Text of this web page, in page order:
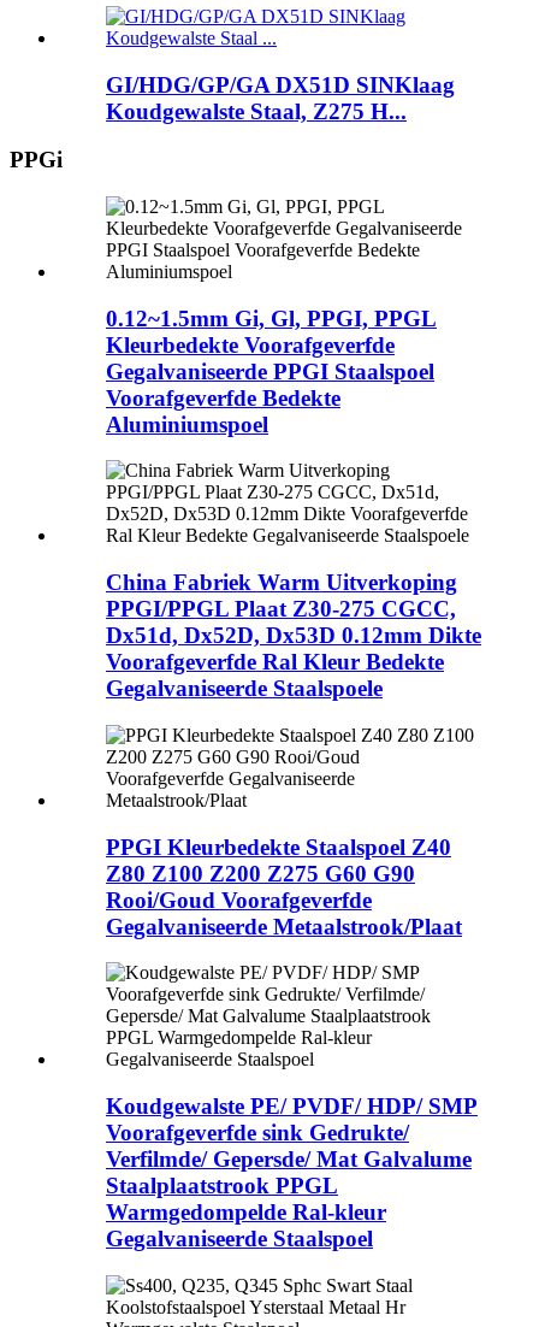
GI/HDG/GP/GA DX51D SINKlaag
Koudgewalste Staal, Z275 H...
PPGi
0.12~1.5mm Gi, Gl, PPGI, PPGL
Kleurbedekte Voorafgeverfde
Gegalvaniseerde PPGI Staalspoel
Voorafgeverfde Bedekte
Aluminiumspoel
China Fabriek Warm Uitverkoping
PPGI/PPGL Plaat Z30-275 CGCC,
Dx51d, Dx52D, Dx53D 0.12mm Dikte
Voorafgeverfde Ral Kleur Bedekte
Gegalvaniseerde Staalspoele
PPGI Kleurbedekte Staalspoel Z40
Z80 Z100 Z200 Z275 G60 G90
Rooi/Goud Voorafgeverfde
Gegalvaniseerde Metaalstrook/Plaat
Koudgewalste PE/ PVDF/ HDP/ SMP
Voorafgeverfde sink Gedrukte/
Verfilmde/ Gepersde/ Mat Galvalume
Staalplaatstrook PPGL
Warmgedompelde Ral-kleur
Gegalvaniseerde Staalspoel